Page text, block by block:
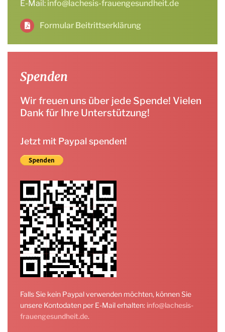
E-Mail: info@lachesis-frauengesundheit.de
Formular Beitrittserklärung
Spenden
Wir freuen uns über jede Spende! Vielen
Dank für Ihre Unterstützung!
Jetzt mit Paypal spenden!
Falls Sie kein Paypal verwenden möchten, können Sie
unsere Kontodaten per E-Mail erhalten: info@lachesis-
frauengesundheit.de.